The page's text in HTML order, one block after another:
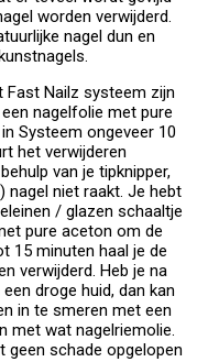
worden verwijderd.
nagel dun en
Fast Nailz systeem zijn
nagelfolie met pure
Systeem ongeveer 10
het verwijderen
van je tipknipper,
nagel niet raakt. Je hebt
/ glazen schaaltje
pure aceton om de
15 minuten haal je de
verwijderd. Heb je na
droge huid, dan kan
in te smeren met een
met wat nagelriemolie.
geen schade opgelopen